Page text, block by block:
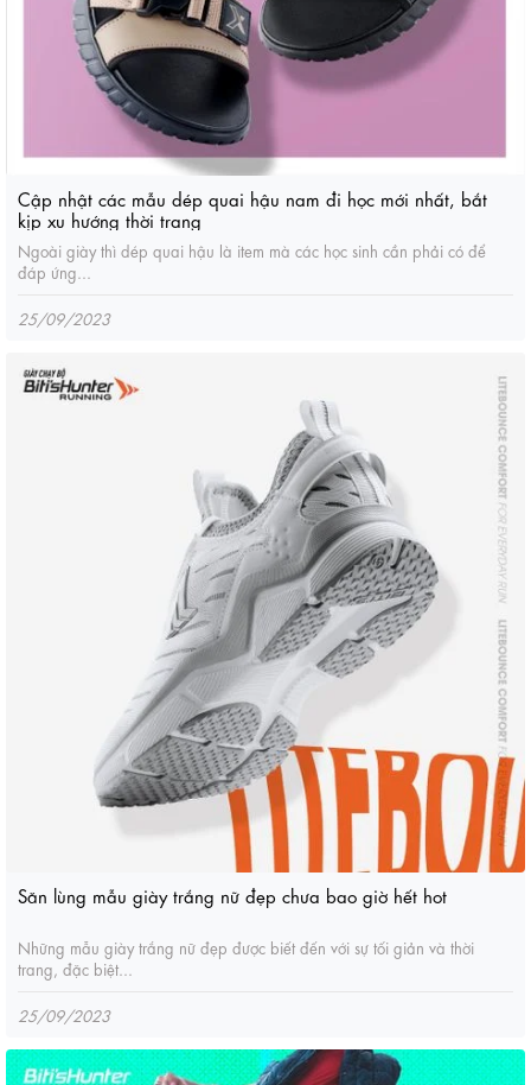
Cập nhật các mẫu dép quai hậu nam đi học mới nhất, bắt
kịp xu hướng thời trang
Ngoài giày thì dép quai hậu là item mà các học sinh cần phải có để
đáp ứng...
25/09/2023
Săn lùng mẫu giày trắng nữ đẹp chưa bao giờ hết hot
Những mẫu giày trắng nữ đẹp được biết đến với sự tối giản và thời
trang, đặc biệt...
25/09/2023